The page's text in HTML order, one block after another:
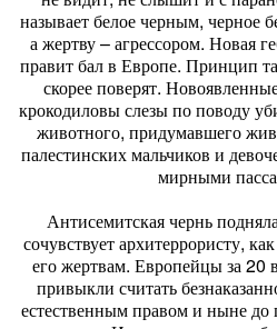
называет белое черным, черное
а жертву – агрессором. Новая
правит бал в Европе. Принцип
скорее поверят.
крокодиловы слезы по поводу
животного, придумавшего
палестинских мальчиков и
мирными
Антисемитская чернь
сочувствует архитеррористу,
его жертвам. Европейцы за 20
привыкли считать
естественным правом и ныне